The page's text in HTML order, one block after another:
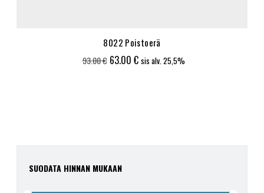
SUODATA HINNAN MUKAAN
8022 Poistoerä
93.00€ Alkuperäinen
63.00 €Nykyinen
sis alv. 25,5%